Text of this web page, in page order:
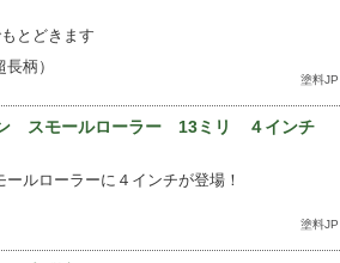
とどきます
柄）
塗料JP
ン スモールローラー 13ミリ ４インチ
ルローラーに４インチが登場！
塗料JP